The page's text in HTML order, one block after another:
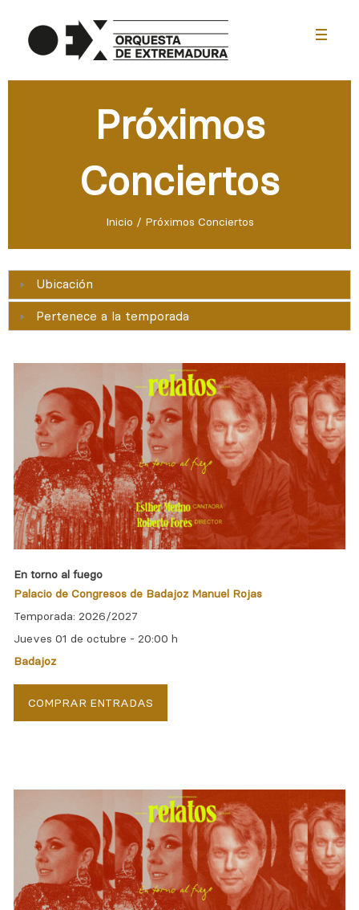
Próximos
Conciertos
Inicio / Próximos Conciertos
Ubicación
Pertenece a la temporada
En torno al fuego
Palacio de Congresos de Badajoz Manuel Rojas
Temporada: 2026/2027
Jueves 01 de octubre -20:00 h
Badajoz
COMPRAR ENTRADAS